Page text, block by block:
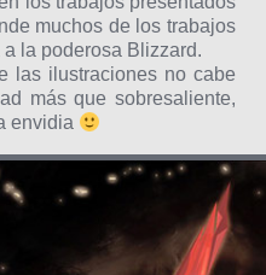
muchos de los trabajos
la poderosa Blizzard.
las ilustraciones no cabe
más que sobresaliente,
envidia